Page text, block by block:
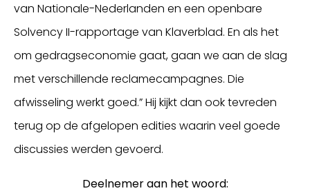
van Nationale-Nederlanden en een openbare
Solvency II-rapportage van Klaverblad. En als het
om gedragseconomie gaat, gaan we aan de slag
met verschillende reclamecampagnes. Die
afwisseling werkt goed.” Hij kijkt dan ook tevreden
terug op de afgelopen edities waarin veel goede
discussies werden gevoerd.
Deelnemer aan het woord: